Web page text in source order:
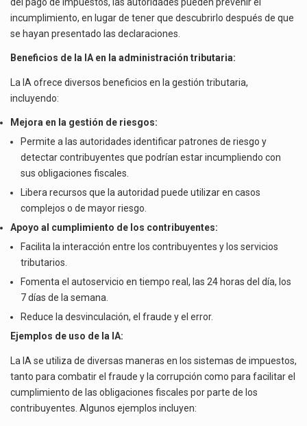
incumplimiento, en lugar de tener que descubrirlo después de que
se hayan presentado las declaraciones.
Beneficios de la IA en la administración tributaria:
La IA ofrece diversos beneficios en la gestión tributaria,
incluyendo:
Mejora en la gestión de riesgos:
Permite a las autoridades identificar patrones de riesgo y
detectar contribuyentes que podrían estar incumpliendo con
sus obligaciones fiscales.
Libera recursos que la autoridad puede utilizar en casos
complejos o de mayor riesgo.
Apoyo al cumplimiento de los contribuyentes:
Facilita la interacción entre los contribuyentes y los servicios
tributarios.
Fomenta el autoservicio en tiempo real, las 24 horas del día, los
7 días de la semana.
Reduce la desvinculación, el fraude y el error.
Ejemplos de uso de la IA:
La IA se utiliza de diversas maneras en los sistemas de impuestos,
tanto para combatir el fraude y la corrupción como para facilitar el
cumplimiento de las obligaciones fiscales por parte de los
contribuyentes. Algunos ejemplos incluyen: